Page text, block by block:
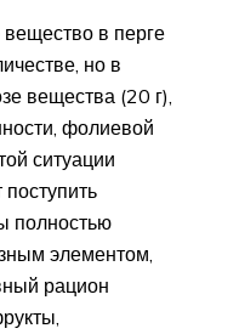
в перге
но в
вещества (20 г),
фолиевой
ситуации
полностью
элементом,
рацион